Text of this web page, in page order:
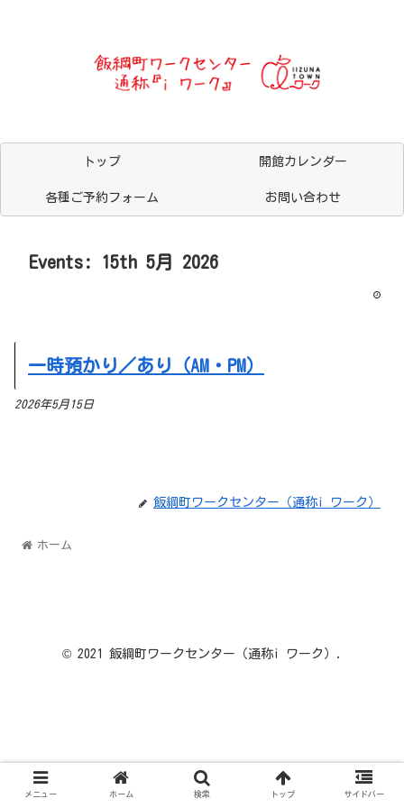
トップ 開館カレンダー
各種ご予約フォーム お問い合わせ
Events: 15th 5月 2026
一時預かり／あり（AM・PM）
2026年5月15日
飯綱町ワークセンター（通称i ワーク）
ホーム
© 2021 飯綱町ワークセンター（通称i ワーク）.
メニュー ホーム 検索 トップ サイドバー